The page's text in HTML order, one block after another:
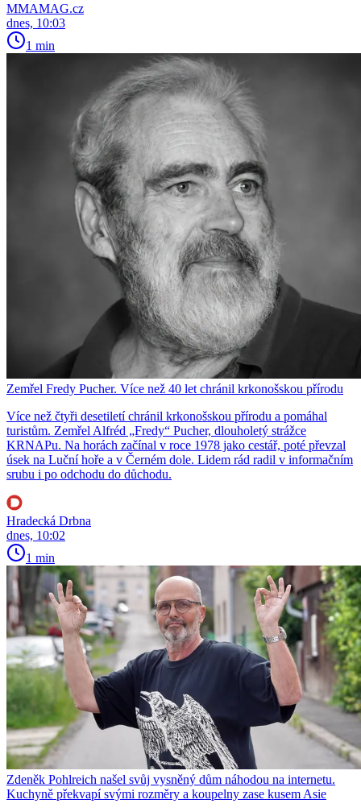
MMAMAG.cz
dnes, 10:03
1 min
Zemřel Fredy Pucher. Více než 40 let chránil krkonošskou přírodu
Více než čtyři desetiletí chránil krkonošskou přírodu a pomáhal
turistům. Zemřel Alfréd „Fredy“ Pucher, dlouholetý strážce
KRNAPu. Na horách začínal v roce 1978 jako cestář, poté převzal
úsek na Luční hoře a v Černém dole. Lidem rád radil v informačním
srubu i po odchodu do důchodu.
Hradecká Drbna
dnes, 10:02
1 min
Zdeněk Pohlreich našel svůj vysněný dům náhodou na internetu.
Kuchyně překvapí svými rozměry a koupelny zase kusem Asie